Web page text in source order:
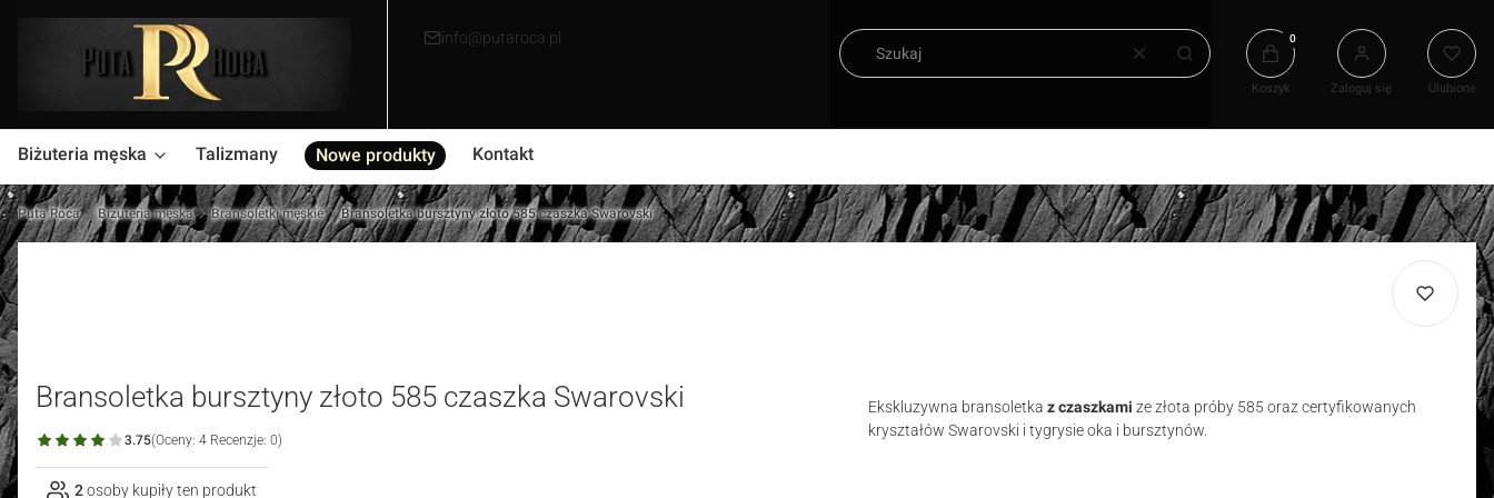
info@putaroca.pl
WyczyśćSzukaj
Produkty w koszyku: 0. Zobacz
Koszyk Zaloguj się Ulubione
Biżuteria męska Talizmany Nowe produkty Kontakt
Puta Roca Biżuteria męska Bransoletki męskie Bransoletka bursztyny złoto 585 czaszka Swarovski
Bransoletka bursztyny złoto 585 czaszka Swarovski
3.75(Oceny: 4 Recenzje: 0)
2osoby kupiły ten produkt
Ekskluzywna bransoletka z czaszkamize złota próby 585 oraz certyfikowanych
kryształów Swarovski i tygrysie oka i bursztynów.